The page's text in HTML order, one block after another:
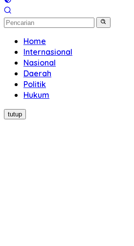
Home
Internasional
Nasional
Daerah
Politik
Hukum
tutup